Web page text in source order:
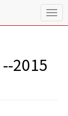
T
o
2015